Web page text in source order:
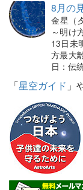
8月の
金星（
～明け
13日未
方最大
日：伝
「星空ガイド 」